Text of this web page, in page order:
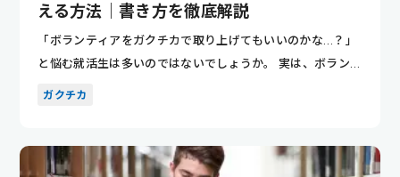
える方法｜書き方を徹底解説
「ボランティアをガクチカで取り上げてもいいのかな…？」
と悩む就活生は多いのではないでしょうか。 実は、ボランテ
ィア経験は...
ガクチカ